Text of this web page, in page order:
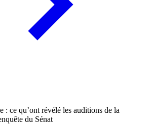
: ce qu’ont révélé les auditions de la
du Sénat